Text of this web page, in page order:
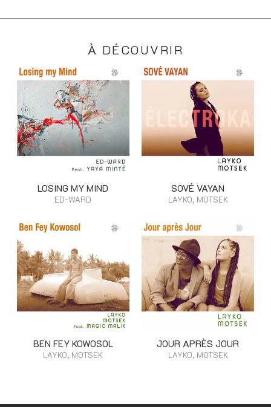
À DÉCOUVRIR
LOSING MY MIND
ED-WARD
SOVÉ VAYAN
LAYKO, MOTSEK
BEN FEY KOWOSOL
LAYKO, MOTSEK
JOUR APRÈS JOUR
LAYKO, MOTSEK